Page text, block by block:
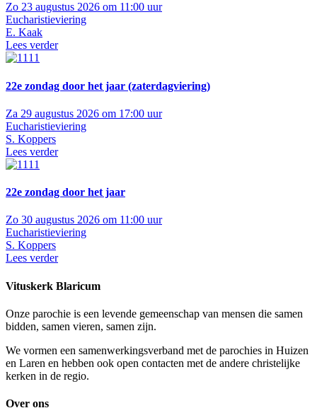
Zo 23 augustus 2026 om 11:00 uur
Eucharistieviering
E. Kaak
Lees verder
22e zondag door het jaar (zaterdagviering)
Za 29 augustus 2026 om 17:00 uur
Eucharistieviering
S. Koppers
Lees verder
22e zondag door het jaar
Zo 30 augustus 2026 om 11:00 uur
Eucharistieviering
S. Koppers
Lees verder
Vituskerk Blaricum
Onze parochie is een levende gemeenschap van mensen die samen
bidden, samen vieren, samen zijn.
We vormen een samenwerkingsverband met de parochies in Huizen
en Laren en hebben ook open contacten met de andere christelijke
kerken in de regio.
Over ons